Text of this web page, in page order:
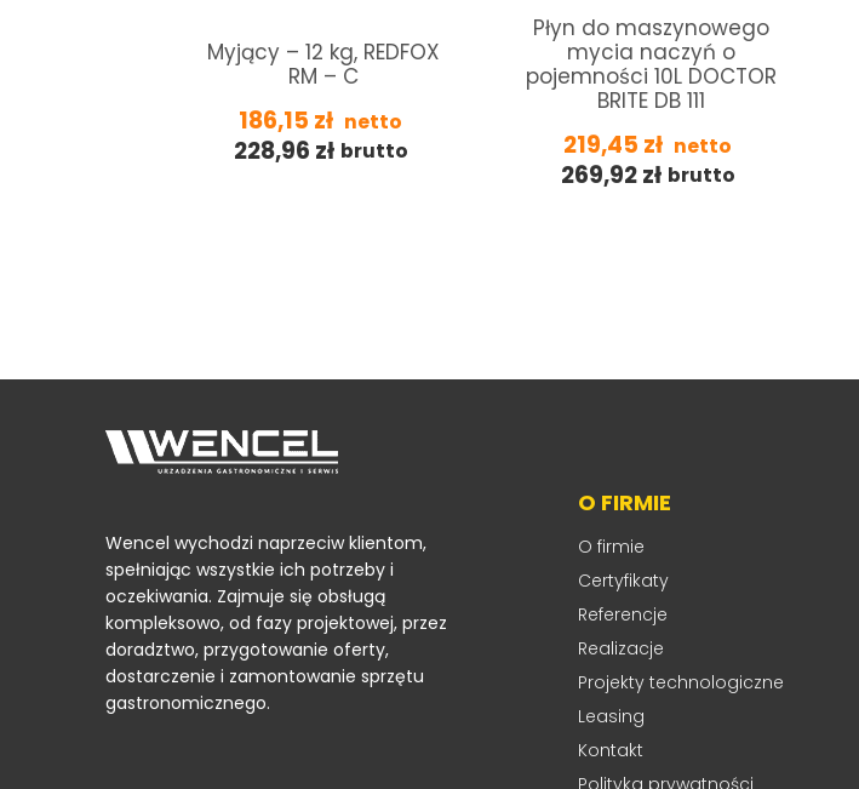
Myjący – 12 kg, REDFOX
RM – C
186,15 zł netto
228,96 zł brutto
Płyn do maszynowego
mycia naczyń o
pojemności 10L DOCTOR
BRITE DB 111
219,45 zł netto
269,92zł brutto
Wencel wychodzi naprzeciw klientom,
spełniając wszystkie ich potrzeby i
oczekiwania. Zajmuje się obsługą
kompleksowo, od fazy projektowej, przez
doradztwo, przygotowanie oferty,
dostarczenie i zamontowanie sprzętu
gastronomicznego.
O FIRMIE
O firmie
Certyfikaty
Referencje
Realizacje
Projekty technologiczne
Leasing
Kontakt
Polityka prywatności